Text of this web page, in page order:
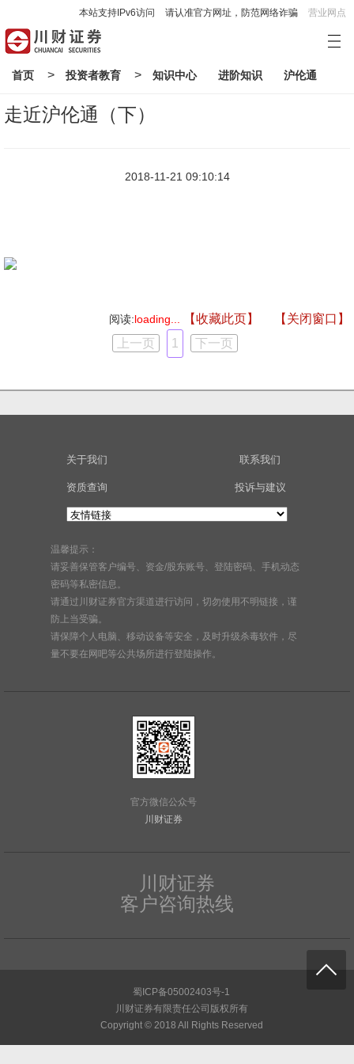
本站支持IPv6访问 请认准官方网址，防范网络诈骗 营业网点
首页 > 投资者教育 > 知识中心 进阶知识 沪伦通
走近沪伦通（下）
2018-11-21 09:10:14
阅读:loading... 【收藏此页】
【关闭窗口】
上一页
1 下一页
关于我们 联系我们
资质查询 投诉与建议
温馨提示：
请妥善保管客户编号、资金/股东账号、登陆密码、手机动态
密码等私密信息。
请通过川财证券官方渠道进行访问，切勿使用不明链接，谨
防上当受骗。
请保障个人电脑、移动设备等安全，及时升级杀毒软件，尽
量不要在网吧等公共场所进行登陆操作。
官方微信公众号
川财证券
川财证券
客户咨询热线
蜀ICP备05002403号-1
川财证券有限责任公司版权所有
Copyright © 2018 All Rights Reserved